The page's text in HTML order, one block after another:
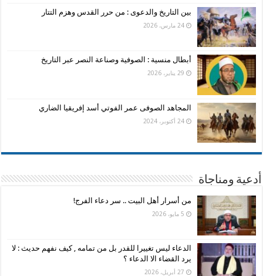
بين التاريخ والدعوى : من حرر القدس وهزم التتار
24 مارس، 2026
أبطال منسية : الصوفية وصناعة النصر عبر التاريخ
29 يناير، 2026
المجاهد الصوفى عمر الفوتي أسد إفريقيا الضاري
24 أكتوبر، 2024
أدعية ومناجاة
من أسرار أهل البيت .. سر دعاء الفرج!
5 مايو، 2026
الدعاء ليس تغييرا للقدر بل من تمامه , كيف نفهم حديث : لا
يرد القضاء الا الدعاء ؟
27 أبريل، 2026